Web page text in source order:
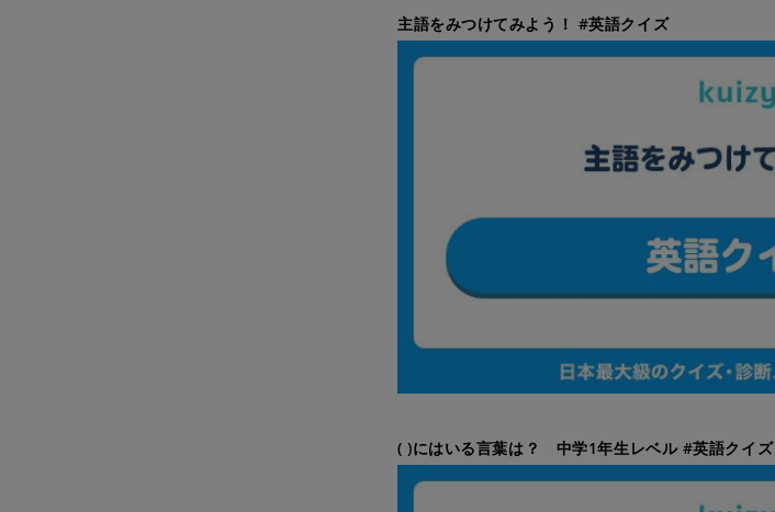
主語をみつけてみよう！ #英語クイズ
( )にはいる言葉は？ 中学1年生レベル #英語クイズ